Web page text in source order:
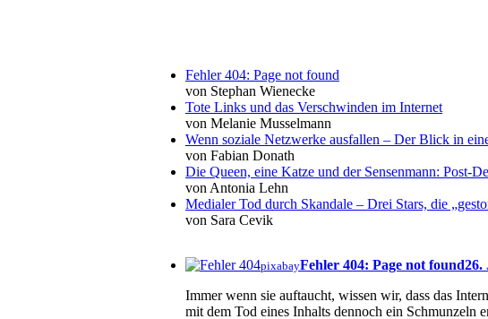
Fehler 404: Page not found
von Stephan Wienecke
Tote Links und das Verschwinden im Internet
von Melanie Musselmann
Wenn soziale Netzwerke ausfallen – Der Blick in
von Fabian Donath
Die Queen, eine Katze und der Sensenmann: Post-
von Antonia Lehn
Medialer Tod durch Skandale – Drei Stars, die
von Sara Cevik
pixabayFehler 404: Page not found26.
Immer wenn sie auftaucht, wissen wir, dass das
mit dem Tod eines Inhalts dennoch ein Schmunzeln